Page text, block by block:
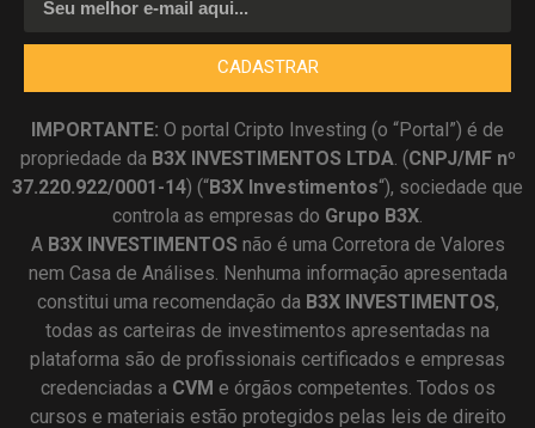
CADASTRAR
IMPORTANTE: O portal Cripto Investing (o “Portal”) é de
propriedade da B3X INVESTIMENTOS LTDA. (CNPJ/MF nº
37.220.922/0001-14) (“B3X Investimentos“), sociedade que
controla as empresas do Grupo B3X.
A B3X INVESTIMENTOS não é uma Corretora de Valores
nem Casa de Análises. Nenhuma informação apresentada
constitui uma recomendação da B3X INVESTIMENTOS,
todas as carteiras de investimentos apresentadas na
plataforma são de profissionais certificados e empresas
credenciadas a CVM e órgãos competentes. Todos os
cursos e materiais estão protegidos pelas leis de direito